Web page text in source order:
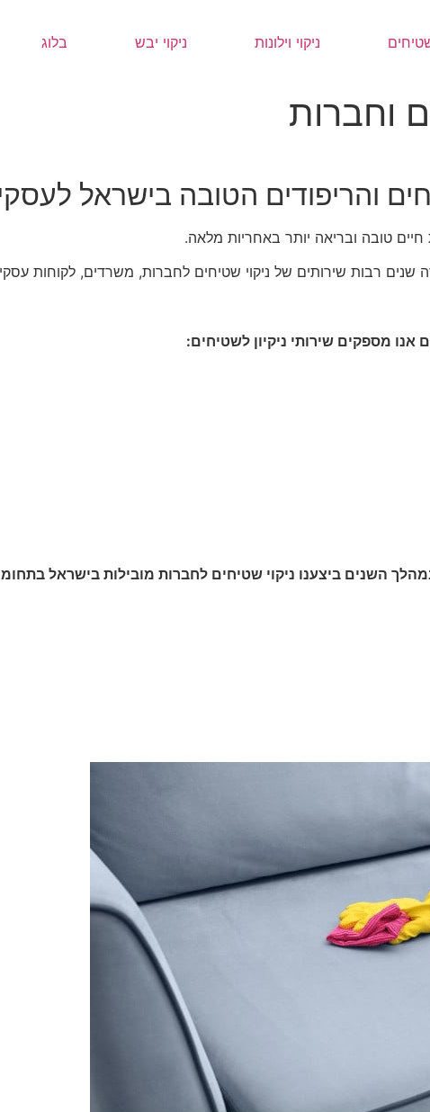
ניקוי וילונות ניקוי יבש בלוג
וחברות
והריפודים הטובה בישראל
חיים טובה ובריאה יותר באחריות מלאה.
רבות שירותים של ניקוי שטיחים לחברות, משרדים, לקוחות
מספקים שירותי ניקיון לשטיחים:
השנים ביצענו ניקוי שטיחים לחברות מובילות בישראל